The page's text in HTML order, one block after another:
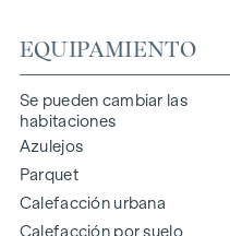
EQUIPAMIENTO
Se pueden cambiar las
habitaciones
Azulejos
Parquet
Calefacción urbana
Calefacción por suelo